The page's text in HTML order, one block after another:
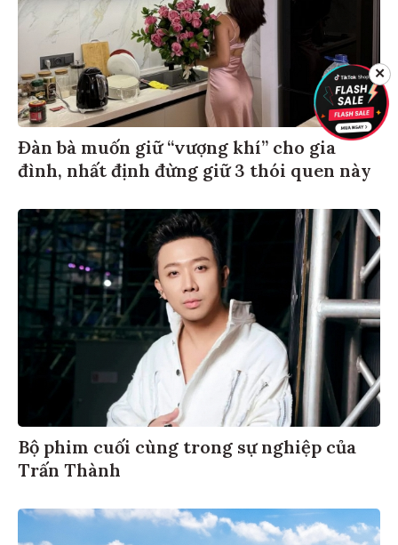
Đàn bà muốn giữ “vượng khí” cho gia
đình, nhất định đừng giữ 3 thói quen này
Bộ phim cuối cùng trong sự nghiệp của
Trấn Thành
✕